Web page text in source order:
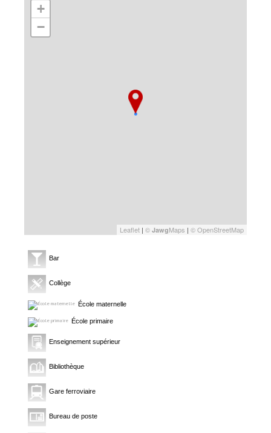
+
−
Leaflet | © JawgMaps | © OpenStreetMap
Bar
Collège
École maternelle
École primaire
Enseignement supérieur
Bibliothèque
Gare ferroviaire
Bureau de poste